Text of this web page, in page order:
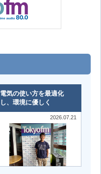
電気の使い方を最適化
し、環境に優しく
2026.07.21